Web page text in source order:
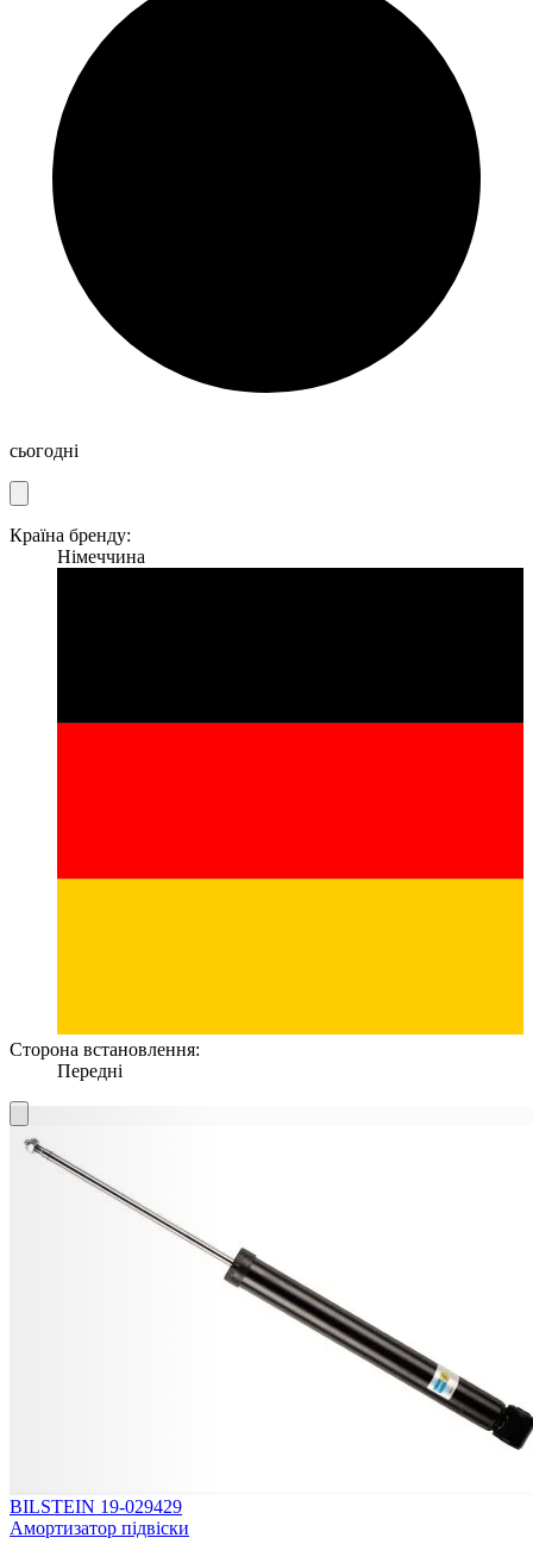
сьогодні
Країна бренду:
Німеччина
Сторона встановлення:
Передні
BILSTEIN 19-029429
Амортизатор підвіски